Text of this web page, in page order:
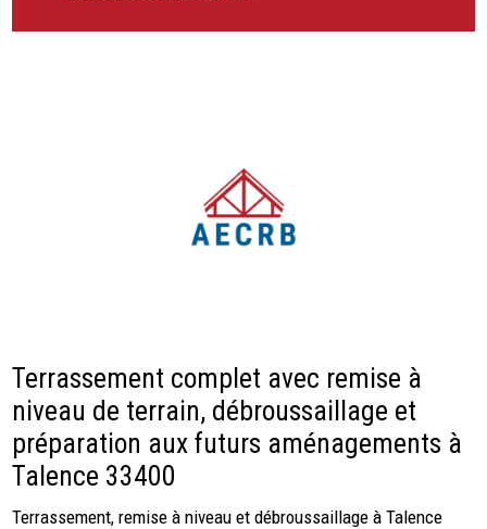
Terrassement complet avec remise à
niveau de terrain, débroussaillage et
préparation aux futurs aménagements à
Talence 33400
Terrassement, remise à niveau et débroussaillage à Talence